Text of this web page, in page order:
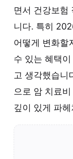
면서 건강보험
니다. 특히
어떻게 변화할
수 있는 혜택
고 생각했습니
으로 암 치료
깊이 있게 파